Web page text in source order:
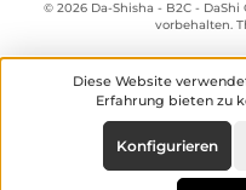
© 2026 Da-Shisha - B2C -
vorbehalten.
Diese Website
Erfahrung bieten zu
Konfigurieren